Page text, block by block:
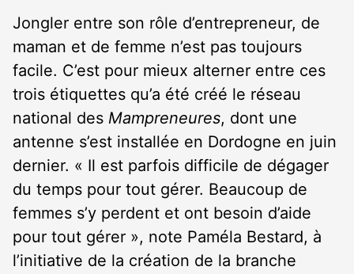
Jongler entre son rôle d’entrepreneur, de
maman et de femme n’est pas toujours
facile. C’est pour mieux alterner entre ces
trois étiquettes qu’a été créé le réseau
national des Mampreneures, dont une
antenne s’est installée en Dordogne en juin
dernier. « Il est parfois difficile de dégager
du temps pour tout gérer. Beaucoup de
femmes s’y perdent et ont besoin d’aide
pour tout gérer », note Paméla Bestard, à
l’initiative de la création de la branche